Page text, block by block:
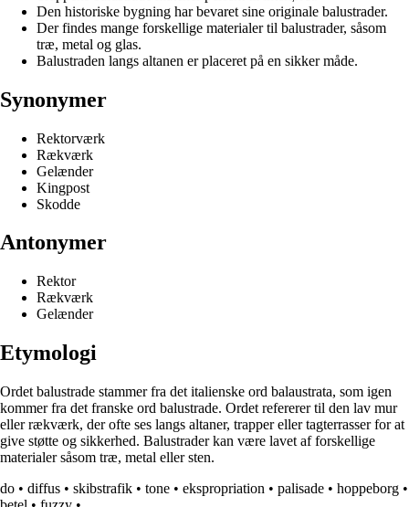
Den historiske bygning har bevaret sine originale balustrader.
Der findes mange forskellige materialer til balustrader, såsom
træ, metal og glas.
Balustraden langs altanen er placeret på en sikker måde.
Synonymer
Rektorværk
Rækværk
Gelænder
Kingpost
Skodde
Antonymer
Rektor
Rækværk
Gelænder
Etymologi
Ordet balustrade stammer fra det italienske ord balaustrata, som igen
kommer fra det franske ord balustrade. Ordet refererer til den lav mur
eller rækværk, der ofte ses langs altaner, trapper eller tagterrasser for at
give støtte og sikkerhed. Balustrader kan være lavet af forskellige
materialer såsom træ, metal eller sten.
do • diffus • skibstrafik • tone • ekspropriation • palisade • hoppeborg •